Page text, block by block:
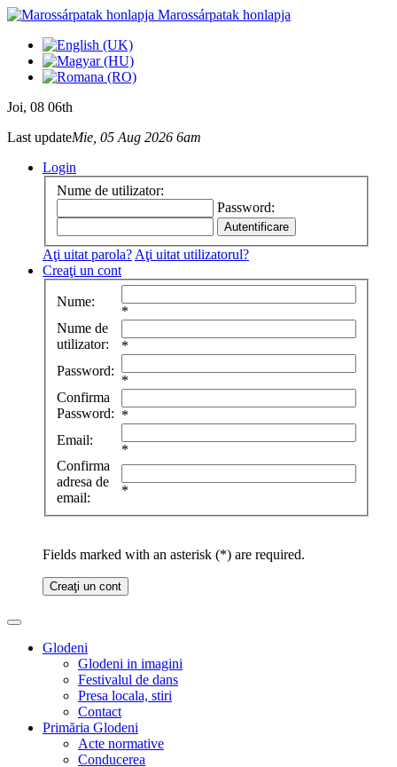
Marossárpatak honlapja
Joi, 08 06th
Last updateMie, 05 Aug 2026 6am
Login
Nume de utilizator:
Password:
Aţi uitat parola? Aţi uitat utilizatorul?
Creaţi un cont
Nume:
*
Nume de
utilizator:
*
Password:
*
Confirma
Password: *
Email:
*
Confirma
adresa de
email:
*
Fields marked with an asterisk (*) are required.
Creaţi un cont
Glodeni
Glodeni in imagini
Festivalul de dans
Presa locala, stiri
Contact
Primăria Glodeni
Acte normative
Conducerea